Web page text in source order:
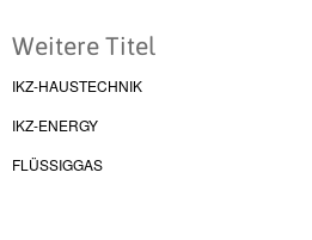
Weitere Titel
IKZ-HAUSTECHNIK
IKZ-ENERGY
FLÜSSIGGAS